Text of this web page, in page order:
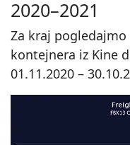
2020–2021
Za kraj
kontejnera iz Kine
01.11.2020 –